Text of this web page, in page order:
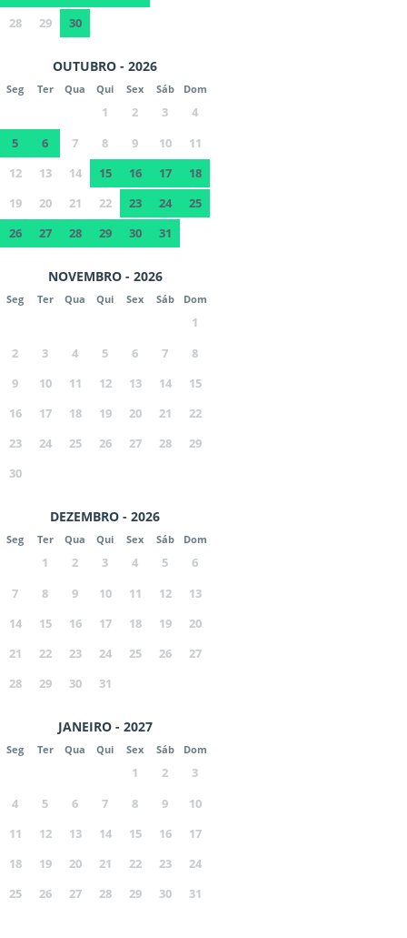
28
29 30
OUTUBRO - 2026
Seg Ter Qua Qui Sex Sáb Dom
1 2 3
4
5
6 7 8 9 10
11
12
13 14 15 16 17
18
19
20 21 22 23 24
25
26
27 28 29 30 31
NOVEMBRO - 2026
Seg Ter Qua Qui Sex Sáb Dom
1
2
3 4 5 6 7
8
9
10 11 12 13 14
15
16
17 18 19 20 21
22
23
24 25 26 27 28
29
30
DEZEMBRO - 2026
Seg Ter Qua Qui Sex Sáb Dom
1 2 3 4 5
6
7
8 9 10 11 12
13
14
15 16 17 18 19
20
21
22 23 24 25 26
27
28
29 30 31
JANEIRO - 2027
Seg Ter Qua Qui Sex Sáb Dom
1 2
3
4
5 6 7 8 9
10
11
12 13 14 15 16
17
18
19 20 21 22 23
24
25
26 27 28 29 30 31